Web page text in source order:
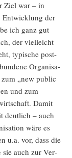
Ziel war – in
Ent­wick­lung der
ich ganz gut
der viel­leicht
typi­sche post-
Orga­ni­sa­
„new public
und zum
Damit
deut­lich – auch
wäre es
u.a. vor, dass die
sie auch zur Ver­